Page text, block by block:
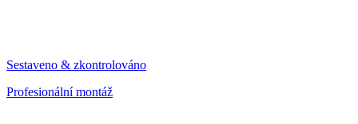
Sestaveno & zkontrolováno
Profesionální montáž